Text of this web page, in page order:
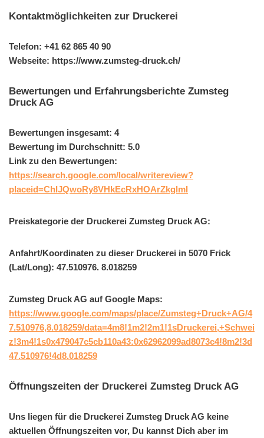
Kontaktmöglichkeiten zur Druckerei
Telefon: +41 62 865 40 90
Webseite: https://www.zumsteg-druck.ch/
Bewertungen und Erfahrungsberichte Zumsteg
Druck AG
Bewertungen insgesamt: 4
Bewertung im Durchschnitt: 5.0
Link zu den Bewertungen:
https://search.google.com/local/writereview?
placeid=ChIJQwoRy8VHkEcRxHOArZkglmI
Preiskategorie der Druckerei Zumsteg Druck AG:
Anfahrt/Koordinaten zu dieser Druckerei in 5070 Frick
(Lat/Long): 47.510976. 8.018259
Zumsteg Druck AG auf Google Maps:
https://www.google.com/maps/place/Zumsteg+Druck+AG/4
7.510976,8.018259/data=4m8!1m2!2m1!1sDruckerei,+Schwei
z!3m4!1s0x479047c5cb110a43:0x62962099ad8073c4!8m2!3d
47.510976!4d8.018259
Öffnungszeiten der Druckerei Zumsteg Druck AG
Uns liegen für die Druckerei Zumsteg Druck AG keine
aktuellen Öffnungszeiten vor, Du kannst Dich aber im